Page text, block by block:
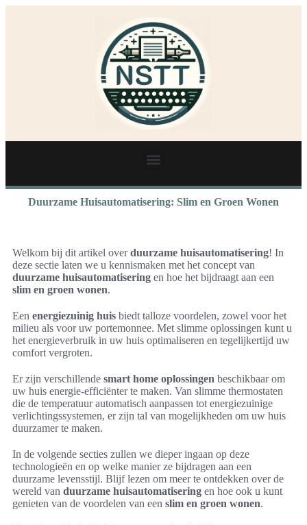
Duurzame Huisautomatisering: Slim en Groen Wonen
Welkom bij dit artikel overduurzame huisautomatisering! In
deze sectie laten we u kennismaken met het concept van
duurzame huisautomatisering en hoe het bijdraagt aan een
slim en groen wonen.
Een energiezuinig huis biedt talloze voordelen, zowel voor het
milieu als voor uw portemonnee. Met slimme oplossingen kunt u
het energieverbruik in uw huis optimaliseren en tegelijkertijd uw
comfort vergroten.
Er zijn verschillende smart home oplossingen beschikbaar om
uw huis energie-efficiënter te maken. Van slimme thermostaten
die de temperatuur automatisch aanpassen tot energiezuinige
verlichtingssystemen, er zijn tal van mogelijkheden om uw huis
duurzamer te maken.
In de volgende secties zullen we dieper ingaan op deze
technologieën en op welke manier ze bijdragen aan een
duurzame levensstijl. Blijf lezen om meer te ontdekken over de
wereld van duurzame huisautomatisering en hoe ook u kunt
genieten van de voordelen van een slim en groen wonen.